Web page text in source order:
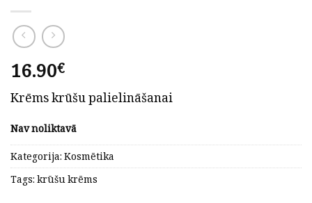
16.90€
Krēms krūšu palielināšanai
Nav noliktavā
Kategorija:Kosmētika
Tags:krūšu krēms